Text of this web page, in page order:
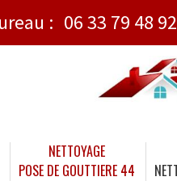
: 06 33 79 48 92
NETTOYAGE
POSE DE GOUTTIERE 44